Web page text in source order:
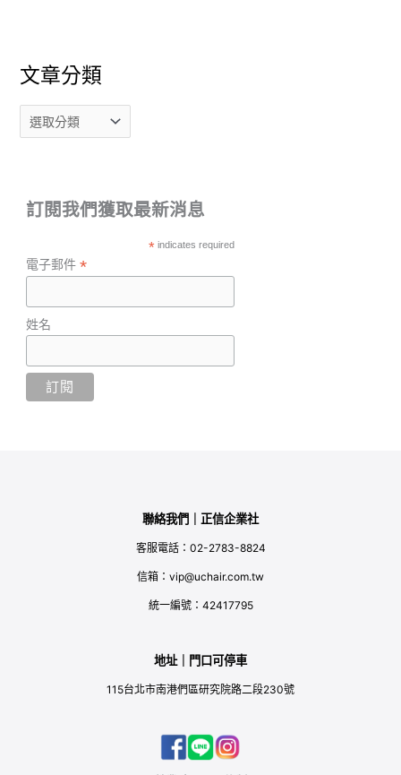
文章分類
訂閱我們獲取最新消息
*indicates required
電子郵件*
姓名
聯絡我們｜正信企業社
客服電話：02-2783-8824
信箱：vip@uchair.com.tw
統一編號：42417795
地址｜門口可停車
115台北市南港們區研究院路二段230號